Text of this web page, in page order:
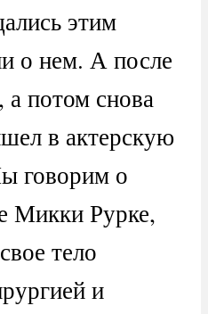
этим
о нем. А после
а потом снова
в актерскую
говорим о
Микки Рурке,
тело
и